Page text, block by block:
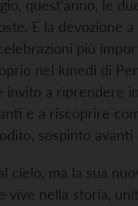
quest’anno, le
E la devozione
più
nel lunedì di
invito a riprendere
e a riscoprire
sospinto
cielo, ma la sua
vive nella storia,